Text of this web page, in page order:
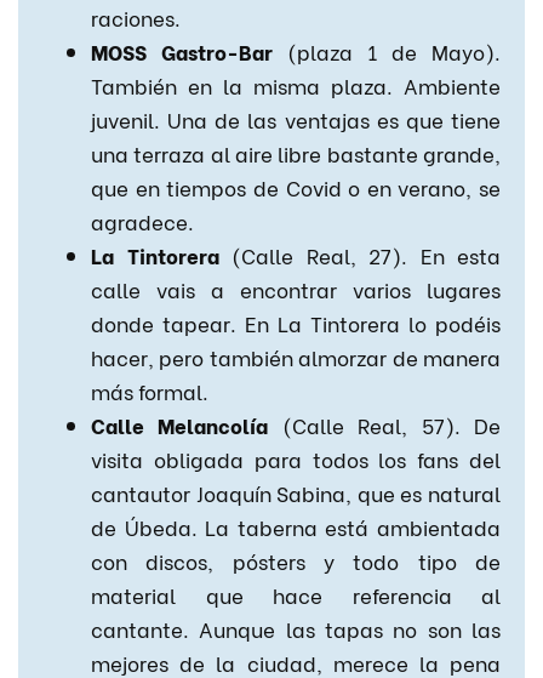
raciones.
MOSS Gastro-Bar (plaza 1 de Mayo).
También en la misma plaza. Ambiente
juvenil. Una de las ventajas es que tiene
una terraza al aire libre bastante grande,
que en tiempos de Covid o en verano, se
agradece.
La Tintorera(Calle Real, 27). En esta
calle vais a encontrar varios lugares
donde tapear. En La Tintorera lo podéis
hacer, pero también almorzar de manera
más formal.
Calle Melancolía (Calle Real, 57). De
visita obligada para todos los fans del
cantautor Joaquín Sabina, que es natural
de Úbeda. La taberna está ambientada
con discos, pósters y todo tipo de
material que hace referencia al
cantante. Aunque las tapas no son las
mejores de la ciudad, merece la pena